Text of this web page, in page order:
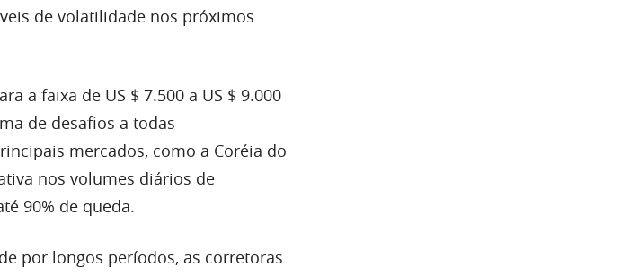
de volatilidade nos próximos
a faixa de US $ 7.500 a US $ 9.000
de desafios a todas
mercados, como a Coréia do
nos volumes diários de
90% de queda.
por longos períodos, as corretoras